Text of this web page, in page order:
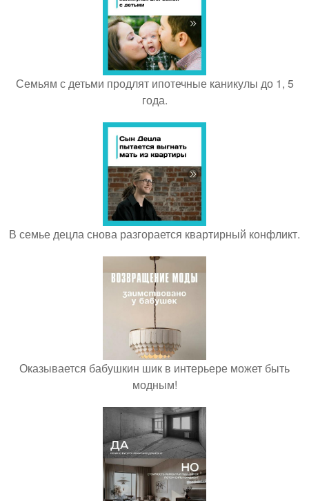
Семьям с детьми продлят ипотечные каникулы до 1, 5
года.
В семье децла снова разгорается квартирный конфликт.
Оказывается бабушкин шик в интерьере может быть
модным!